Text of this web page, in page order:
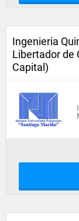
Ingenieria
Libertador de
Capital)